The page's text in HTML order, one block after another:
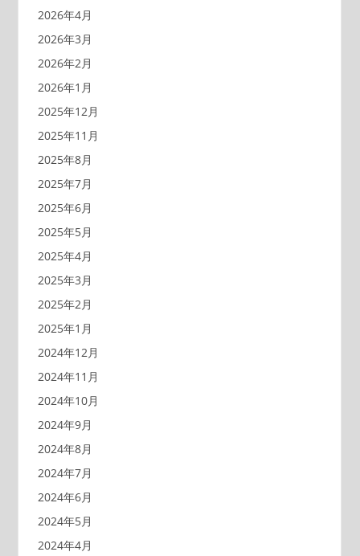
2026年4月
2026年3月
2026年2月
2026年1月
2025年12月
2025年11月
2025年8月
2025年7月
2025年6月
2025年5月
2025年4月
2025年3月
2025年2月
2025年1月
2024年12月
2024年11月
2024年10月
2024年9月
2024年8月
2024年7月
2024年6月
2024年5月
2024年4月